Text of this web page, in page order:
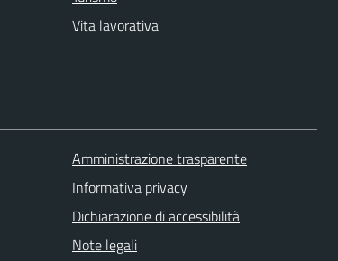
Vita lavorativa
Amministrazione trasparente
Informativa privacy
Dichiarazione di accessibilità
Note legali